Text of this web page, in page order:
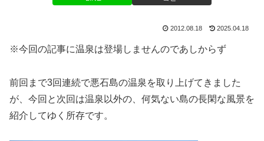
2012.08.18 2025.04.18
※今回の記事に温泉は登場しませんのであしからず
前回まで3回連続で悪石島の温泉を取り上げてきました
が、今回と次回は温泉以外の、何気ない島の長閑な風景を
紹介してゆく所存です。